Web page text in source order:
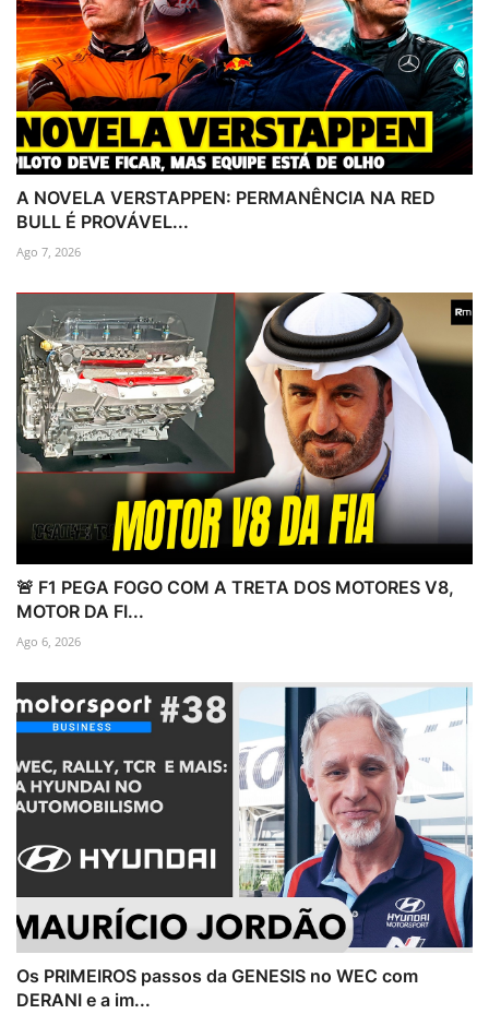
A NOVELA VERSTAPPEN: PERMANÊNCIA NA RED
BULL É PROVÁVEL...
Ago 7, 2026
🚨 F1 PEGA FOGO COM A TRETA DOS MOTORES V8,
MOTOR DA FI...
Ago 6, 2026
Os PRIMEIROS passos da GENESIS no WEC com
DERANI e a im...